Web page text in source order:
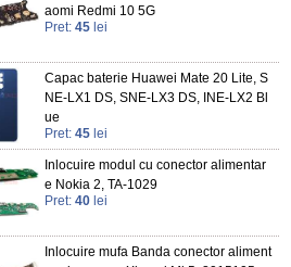
aomi Redmi 10 5G
Pret: 45 lei
Capac baterie Huawei Mate 20 Lite, S
NE-LX1 DS, SNE-LX3 DS, INE-LX2 Bl
ue
Pret: 45 lei
Inlocuire modul cu conector alimentar
e Nokia 2, TA-1029
Pret: 40 lei
Inlocuire mufa Banda conector aliment